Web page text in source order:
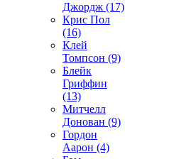
Джордж (17)
Крис Пол
(16)
Клей
Томпсон (9)
Блейк
Гриффин
(13)
Митчелл
Донован (9)
Гордон
Аарон (4)